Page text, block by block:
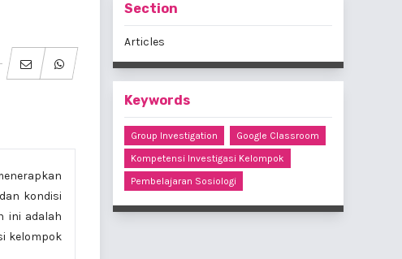
kondisi
ini adalah
kelompok
Section
Articles
Keywords
Group Investigation
Google Classroom
Kompetensi Investigasi Kelompok
Pembelajaran Sosiologi